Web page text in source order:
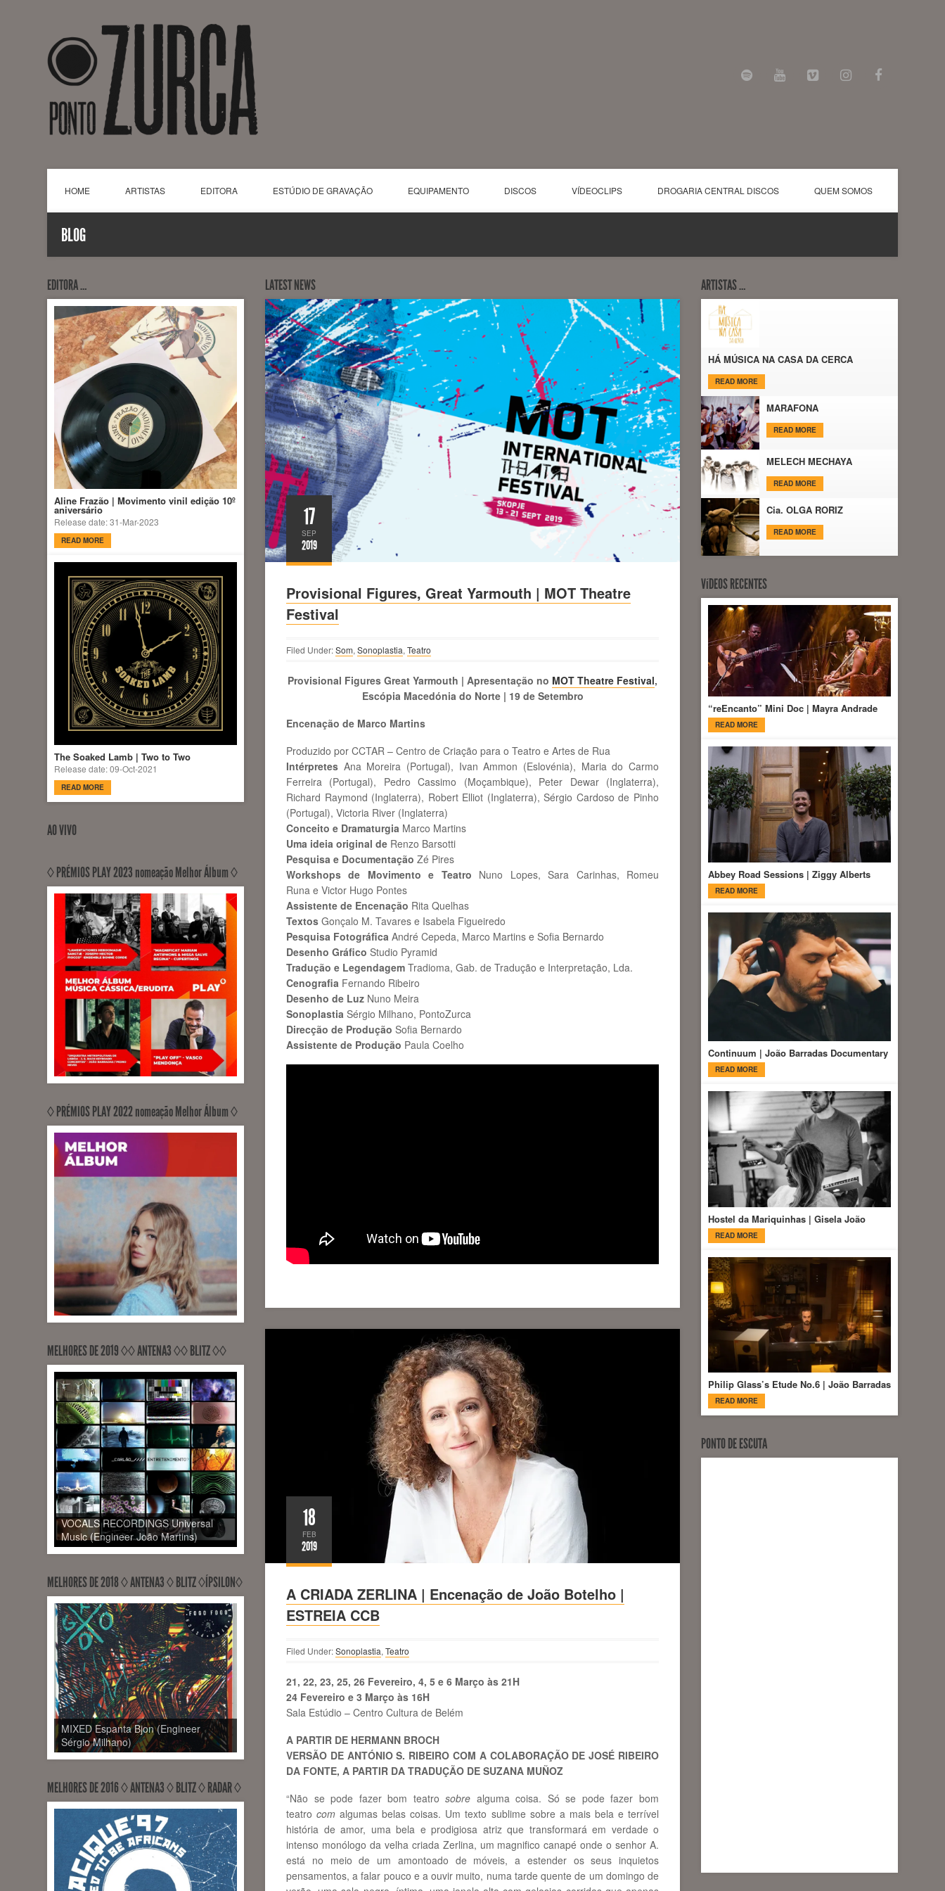
HOME ARTISTAS EDITORA ESTÚDIO DE GRAVAÇÃO EQUIPAMENTO DISCOS VÍDEOCLIPS DROGARIA CENTRAL DISCOS QUEM SOMOS
BLOG
EDITORA …
Aline Frazão | Movimento vinil edição 10º
aniversário
Release date: 31-Mar-2023
READ MORE
The Soaked Lamb | Two to Two
Release date: 09-Oct-2021
READ MORE
AO VIVO
◊ PRÉMIOS PLAY 2023 nomeação Melhor Álbum ◊
RECORDED, MIXED, MASTERED
Artway Culture (Engineer Sérgio
Milhano)
◊ PRÉMIOS PLAY 2022 nomeação Melhor Álbum ◊
RECORDED Sons Em Trânsito,
Universal Music (Engineer Nic Hard,
Michael League)
MELHORES DE 2019 ◊◊ ANTENA3 ◊◊ BLITZ ◊◊
VOCALS RECORDINGS Universal
Music (Engineer João Martins)
MELHORES DE 2018 ◊ ANTENA3 ◊ BLITZ ◊ÍPSILON◊
MIXED Espanta Bjon (Engineer
Sérgio Milhano)
MELHORES DE 2016 ◊ ANTENA3 ◊ BLITZ ◊ RADAR ◊
LATEST NEWS
17
SEP
2019
Provisional Figures, Great Yarmouth | MOT Theatre
Festival
Filed Under:Som, Sonoplastia, Teatro
Provisional Figures Great Yarmouth | Apresentação no MOT Theatre Festival,
Escópia Macedónia do Norte | 19 de Setembro
Encenação de Marco Martins
Produzido por CCTAR – Centro de Criação para o Teatro e Artes de Rua
Intérpretes Ana Moreira (Portugal), Ivan Ammon (Eslovénia), Maria do Carmo
Ferreira (Portugal), Pedro Cassimo (Moçambique), Peter Dewar (Inglaterra),
Richard Raymond (Inglaterra), Robert Elliot (Inglaterra), Sérgio Cardoso de Pinho
(Portugal), Victoria River (Inglaterra)
Conceito e Dramaturgia Marco Martins
Uma ideia original de Renzo Barsotti
Pesquisa e Documentação Zé Pires
Workshops de Movimento e Teatro Nuno Lopes, Sara Carinhas, Romeu
Runa e Victor Hugo Pontes
Assistente de Encenação Rita Quelhas
Textos Gonçalo M. Tavares e Isabela Figueiredo
Pesquisa Fotográfica André Cepeda, Marco Martins e Sofia Bernardo
Desenho Gráfico Studio Pyramid
Tradução e Legendagem Tradioma, Gab. de Tradução e Interpretação, Lda.
Cenografia Fernando Ribeiro
Desenho de Luz Nuno Meira
Sonoplastia Sérgio Milhano, PontoZurca
Direcção de Produção Sofia Bernardo
Assistente de Produção Paula Coelho
18
FEB
2019
A CRIADA ZERLINA | Encenação de João Botelho |
ESTREIA CCB
Filed Under:Sonoplastia, Teatro
21, 22, 23, 25, 26 Fevereiro, 4, 5 e 6 Março às 21H
24 Fevereiro e 3 Março às 16H
Sala Estúdio – Centro Cultura de Belém
A PARTIR DE HERMANN BROCH
VERSÃO DE ANTÓNIO S. RIBEIRO COM A COLABORAÇÃO DE JOSÉ RIBEIRO
DA FONTE, A PARTIR DA TRADUÇÃO DE SUZANA MUÑOZ
“Não se pode fazer bom teatrosobre alguma coisa. Só se pode fazer bom
teatrocom algumas belas coisas. Um texto sublime sobre a mais bela e terrível
história de amor, uma bela e prodigiosa atriz que transformará em verdade o
intenso monólogo da velha criada Zerlina, um magnifico canapé onde o senhor A.
está no meio de um amontoado de móveis, a estender os seus inquietos
pensamentos, a falar pouco e a ouvir muito, numa tarde quente de um domingo de
ARTISTAS …
HÁ MÚSICA NA CASA DA CERCA
READ MORE
MARAFONA
READ MORE
MELECH MECHAYA
READ MORE
Cia. OLGA RORIZ
READ MORE
VíDEOS RECENTES
“reEncanto” Mini Doc | Mayra Andrade
READ MORE
Abbey Road Sessions | Ziggy Alberts
READ MORE
Continuum | João Barradas Documentary
READ MORE
Hostel da Mariquinhas | Gisela João
READ MORE
Philip Glass’s Etude No.6 | João Barradas
READ MORE
PONTO DE ESCUTA